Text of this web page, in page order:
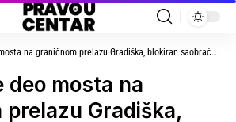
na graničnom prelazu Gradiška, blokiran saobraćaj za vozila i pešake
deo mosta na
prelazu Gradiška,